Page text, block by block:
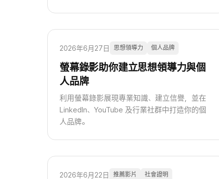
2026年6月27日 思想領導力 個人品牌
螢幕錄影助你建立思想領導力與個
人品牌
利用螢幕錄影展現專業知識、建立信譽，並在
LinkedIn、YouTube 及行業社群中打造你的個
人品牌。
2026年6月22日 推薦影片 社會證明